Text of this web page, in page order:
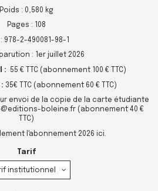
Poids : 0,580 kg
Pages : 108
: 978-2-490081-98-1
: 1er juillet 2026
: 55 € TTC (abonnement 100 € TTC)
35€ TTC (abonnement 60 € TTC)
sur envoi de la copie de la carte étudiante
boleine.fr (abonnement 40 €
TTC)
l'abonnement 2026 ici.
Tarif